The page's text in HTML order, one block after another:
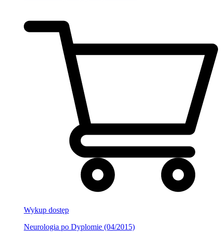
Wykup dostęp
Neurologia po Dyplomie (04/2015)